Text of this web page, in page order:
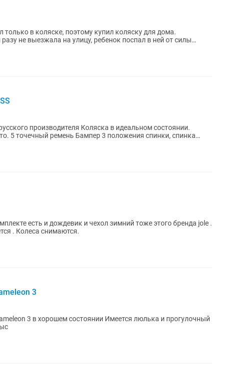
только в коляске, поэтому купил коляску для дома.
не выезжала на улицу, ребенок поспал в ней от силы
Коляска в идеальном состоянии.
5 точечный ремень Бампер 3 положения спинки, спинка
есть и дождевик и чехол зимний тоже этого бренда jole .
. Колеса снимаются.
3
состоянии Имеется люлька и прогулочный